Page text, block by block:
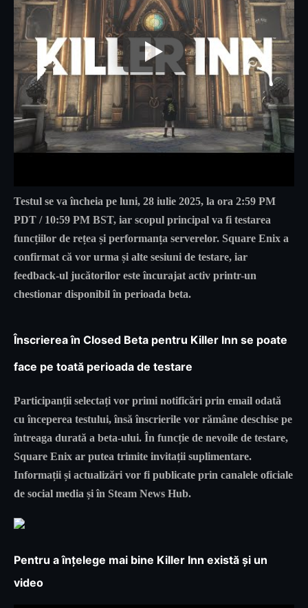
Testul se va încheia pe luni, 28 iulie 2025, la ora 2:59 PM
PDT / 10:59 PM BST, iar scopul principal va fi testarea
funcțiilor de rețea și performanța serverelor. Square Enix a
confirmat că vor urma și alte sesiuni de testare, iar
feedback-ul jucătorilor este încurajat activ printr-un
chestionar disponibil în perioada beta.
Înscrierea în Closed Beta pentru Killer Inn se poate
face pe toată perioada de testare
Participanții selectați vor primi notificări prin email odată
cu începerea testului, însă înscrierile vor rămâne deschise pe
întreaga durată a beta-ului. În funcție de nevoile de testare,
Square Enix ar putea trimite invitații suplimentare.
Informații și actualizări vor fi publicate prin canalele oficiale
de social media și în Steam News Hub.
Pentru a înțelege mai bine Killer Inn există și un
video